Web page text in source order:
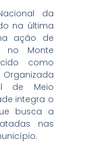
da
na última
ação de
no Monte
como
de Meio
integra o
busca a
nas